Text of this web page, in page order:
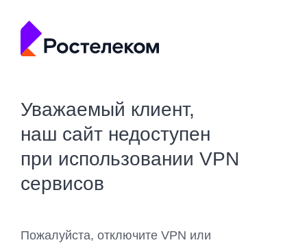
Уважаемый клиент,
наш сайт недоступен
при использовании VPN
сервисов
Пожалуйста, отключите VPN или